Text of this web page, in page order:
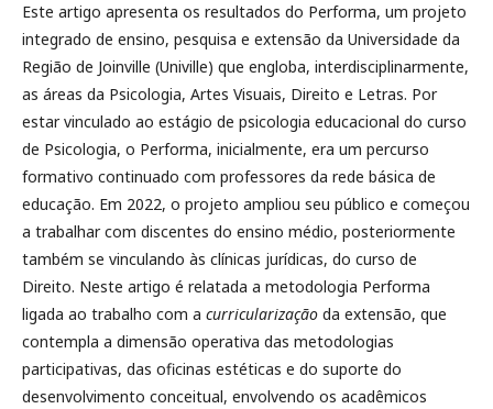
Este artigo apresenta os resultados do Performa, um projeto
integrado de ensino, pesquisa e extensão da Universidade da
Região de Joinville (Univille) que engloba, interdisciplinarmente,
as áreas da Psicologia, Artes Visuais, Direito e Letras. Por
estar vinculado ao estágio de psicologia educacional do curso
de Psicologia, o Performa, inicialmente, era um percurso
formativo continuado com professores da rede básica de
educação. Em 2022, o projeto ampliou seu público e começou
a trabalhar com discentes do ensino médio, posteriormente
também se vinculando às clínicas jurídicas, do curso de
Direito. Neste artigo é relatada a metodologia Performa
ligada ao trabalho com a curricularização da extensão, que
contempla a dimensão operativa das metodologias
participativas, das oficinas estéticas e do suporte do
desenvolvimento conceitual, envolvendo os acadêmicos